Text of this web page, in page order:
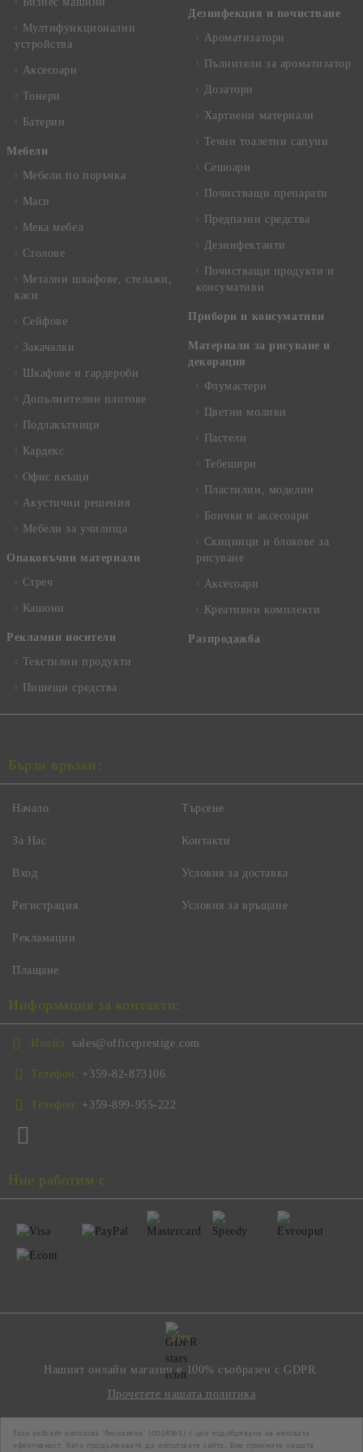
Този уебсайт използва 'бисквитки' (cookies) с цел подобряване на неговата
ефективност. Като продължавате да използвате сайта, Вие приемате нашата
Мултифункционални
устройства
Аксесоари
Тонери
Батерии
Mебели
Мебели по поръчка
Маси
Мека мебел
Столове
Метални шкафове, стелажи,
каси
Сейфове
Закачалки
Шкафове и гардероби
Допълнителни плотове
Подлакътници
Кардекс
Офис вкъщи
Акустични решения
Мебели за училища
Опаковъчни материали
Стреч
Кашони
Рекламни носители
Текстилни продукти
Пишещи средства
Дезинфекция и почистване
Ароматизатори
Пълнители за ароматизатор
Дозатори
Хартиени материали
Течни тоалетни сапуни
Сешоари
Почистващи препарати
Предпазни средства
Дезинфектанти
Почистващи продукти и
консумативи
Прибори и консумативи
Материали за рисуване и
декорация
Флумастери
Цветни моливи
Пастели
Тебешири
Пластилин, моделин
Боички и аксесоари
Скицници и блокове за
рисуване
Аксесоари
Креативни комплекти
Разпродажба
Бързи връзки:
Начало
За Нас
Вход
Регистрация
Търсене
Контакти
Условия за доставка
Условия за връщане
Рекламации
Плащане
Информация за контакти:
Имейл: sales@officeprestige.com
Телефон: +359-82-873106
Телефон: +359-899-955-222
Ние работим с
GDPR
Нашият онлайн магазин е 100% съобразен с GDPR.
Прочетете нашата политика
Моите лични данни